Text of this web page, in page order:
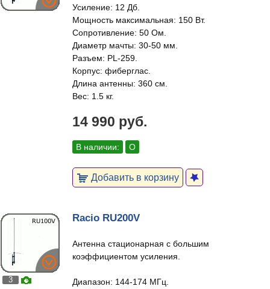
Усиление: 12 Дб.
Мощность максимальная: 150 Вт.
Сопротивление: 50 Ом.
Диаметр мачты: 30-50 мм.
Разъем: PL-259.
Корпус: фиберглас.
Длина антенны: 360 см.
Вес: 1.5 кг.
14 990 руб.
В наличии: О
Добавить в корзину
3
Racio RU200V
Антенна стационарная с большим
коэффициентом усиления.
Диапазон: 144-174 МГц.